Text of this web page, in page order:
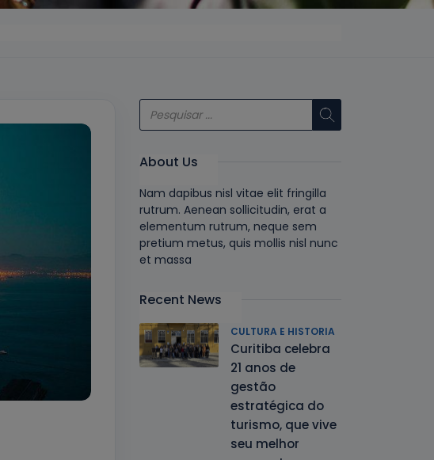
About Us
Nam dapibus nisl vitae elit fringilla
rutrum. Aenean sollicitudin, erat a
elementum rutrum, neque sem
pretium metus, quis mollis nisl nunc
et massa
Recent News
CULTURA E HISTORIA
Curitiba celebra
21 anos de
gestão
estratégica do
turismo, que vive
seu melhor